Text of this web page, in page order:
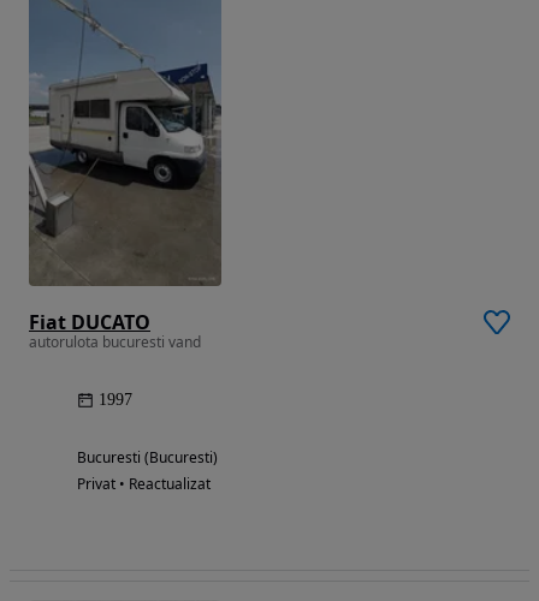
Fiat DUCATO
autorulota bucuresti vand
1997
Bucuresti (Bucuresti)
Privat • Reactualizat